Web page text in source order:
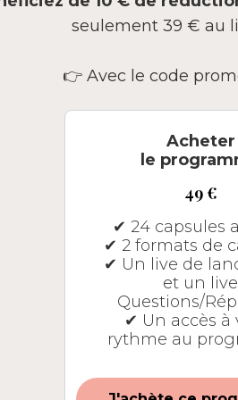
seulement 39 € au
👉 Avec le code
Acheter
le
49 €
✔︎ 24 capsules
✔︎ 2 formats de
✔︎ Un live de
et un live
Questions/
✔︎ Un accès à
rythme au